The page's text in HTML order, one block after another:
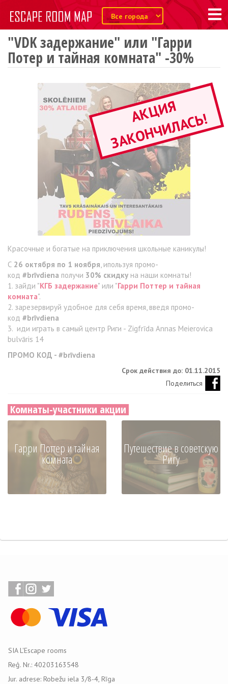
"VDK задержание" или "Гарри
Потер и тайная комната" -30%
А
К
Ц
И
Я
З
А
К
О
Н
Ч
И
Л
А
С
Ь
!
Красочные и богатые на приключения школьные каникулы!
С 26 октября по 1 ноября, ипользуя промо-
код #brīvdiena получи 30% скидку на наши комнаты!
1. зайди "КГБ задержание" или "Гарри Поттер и тайная
комната".
2. зарезервируй удобное для себя время, введя промо-
код #brīvdiena
3. иди играть в самый центр Риги - Zigfrīda Annas Meierovica
bulvāris 14
ПРОМО КОД - #brīvdiena
Срок действия до: 01.11.2015
Поделиться
Комнаты-участники акции
Гарри Поттер и тайная
комната
Путешествие в советскую
Ригу
SIA L'Escape rooms
Reģ. Nr.: 40203163548
Jur. adrese: Robežu iela 3/8-4, Rīga